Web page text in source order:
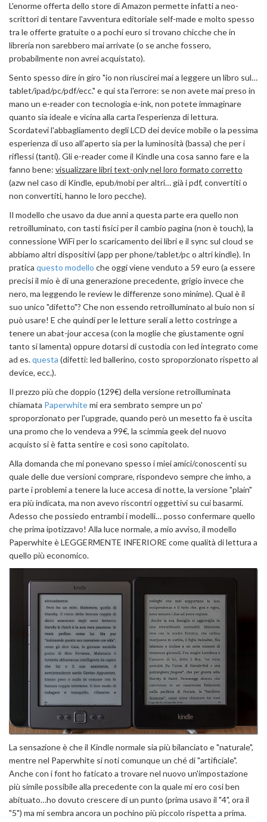
L'enorme offerta dello store di Amazon permette infatti a neo-
scrittori di tentare l'avventura editoriale self-made e molto spesso
tra le offerte gratuite o a pochi euro si trovano chicche che in
libreria non sarebbero mai arrivate (o se anche fossero,
probabilmente non avrei acquistato).
Sento spesso dire in giro "io non riuscirei mai a leggere un libro sul…
tablet/ipad/pc/pdf/ecc." e qui sta l'errore: se non avete mai preso in
mano un e-reader con tecnologia e-ink, non potete immaginare
quanto sia ideale e vicina alla carta l'esperienza di lettura.
Scordatevi l'abbagliamento degli LCD dei device mobile o la pessima
esperienza di uso all'aperto sia per la luminosità (bassa) che per i
riflessi (tanti). Gli e-reader come il Kindle una cosa sanno fare e la
fanno bene: visualizzare libri text-only nel loro formato corretto
(azw nel caso di Kindle, epub/mobi per altri… già i pdf, convertiti o
non convertiti, hanno le loro pecche).
Il modello che usavo da due anni a questa parte era quello non
retroilluminato, con tasti fisici per il cambio pagina (non è touch), la
connessione WiFi per lo scaricamento dei libri e il sync sul cloud se
abbiamo altri dispositivi (app per phone/tablet/pc o altri kindle). In
pratica questo modello che oggi viene venduto a 59 euro (a essere
precisi il mio è di una generazione precedente, grigio invece che
nero, ma leggendo le review le differenze sono minime). Qual è il
suo unico "difetto"? Che non essendo retroilluminato al buio non si
può usare! E che quindi per le letture serali a letto costringe a
tenere un abat-jour accesa (con la moglie che giustamente ogni
tanto si lamenta) oppure dotarsi di custodia con led integrato come
ad es.questa (difetti: led ballerino, costo sproporzionato rispetto al
device, ecc.).
Il prezzo più che doppio (129€) della versione retroilluminata
chiamata Paperwhitemi era sembrato sempre un po'
sproporzionato per l'upgrade, quando però un mesetto fa è uscita
una promo che lo vendeva a 99€, la scimmia geek del nuovo
acquisto si è fatta sentire e così sono capitolato.
Alla domanda che mi ponevano spesso i miei amici/conoscenti su
quale delle due versioni comprare, rispondevo sempre che imho, a
parte i problemi a tenere la luce accesa di notte, la versione "plain"
era più indicata, ma non avevo riscontri oggettivi su cui basarmi.
Adesso che possiedo entrambi i modelli… posso confermare quello
che prima ipotizzavo! Alla luce normale, a mio avviso, il modello
Paperwhite è LEGGERMENTE INFERIORE come qualità di lettura a
quello più economico.
La sensazione è che il Kindle normale sia più bilanciato e "naturale",
mentre nel Paperwhite si noti comunque un ché di "artificiale".
Anche con i font ho faticato a trovare nel nuovo un'impostazione
più simile possibile alla precedente con la quale mi ero cosi ben
abituato…ho dovuto crescere di un punto (prima usavo il "4", ora il
"5") ma mi sembra ancora un pochino più piccolo rispetta a prima.